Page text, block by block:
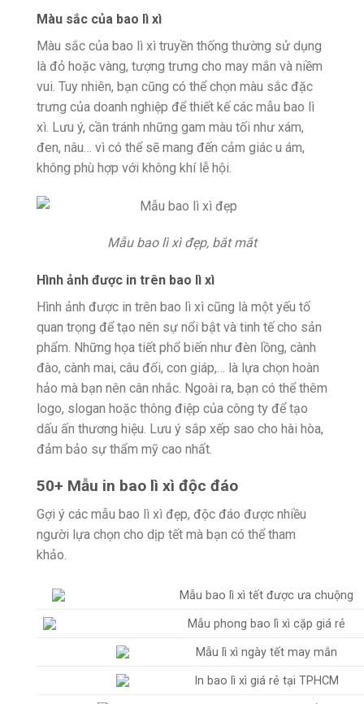
Màu sắc của bao lì xì
Màu sắc của bao lì xì truyền thống thường sử dụng
là đỏ hoặc vàng, tượng trưng cho may mắn và niềm
vui. Tuy nhiên, bạn cũng có thể chọn màu sắc đặc
trưng của doanh nghiệp để thiết kế các mẫu bao lì
xì. Lưu ý, cần tránh những gam màu tối như xám,
đen, nâu… vì có thể sẽ mang đến cảm giác u ám,
không phù hợp với không khí lễ hội.
Mẫu bao lì xì đẹp, bắt mắt
Hình ảnh được in trên bao lì xì
Hình ảnh được in trên bao lì xì cũng là một yếu tố
quan trọng để tạo nên sự nổi bật và tinh tế cho sản
phẩm. Những họa tiết phổ biến như đèn lồng, cành
đào, cành mai, câu đối, con giáp,… là lựa chọn hoàn
hảo mà bạn nên cân nhắc. Ngoài ra, bạn có thể thêm
logo, slogan hoặc thông điệp của công ty để tạo
dấu ấn thương hiệu. Lưu ý sắp xếp sao cho hài hòa,
đảm bảo sự thẩm mỹ cao nhất.
50+ Mẫu in bao lì xì độc đáo
Gợi ý các mẫu bao lì xì đẹp, độc đáo được nhiều
người lựa chọn cho dịp tết mà bạn có thể tham
khảo.